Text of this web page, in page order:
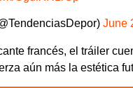
June
francés, el tráiler
aún más la estética